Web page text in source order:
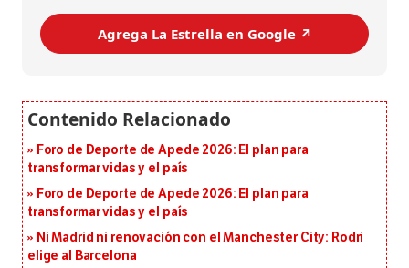
Agrega La Estrella en Google ↗️
Foro de Deporte de Apede 2026: El plan para
transformar vidas y el país
Foro de Deporte de Apede 2026: El plan para
transformar vidas y el país
Ni Madrid ni renovación con el Manchester City: Rodri
elige al Barcelona